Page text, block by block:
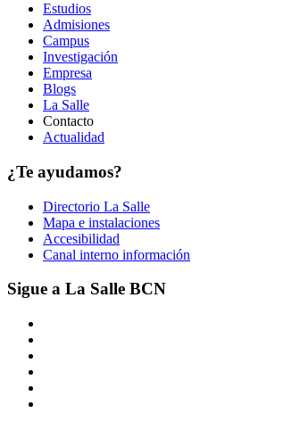
Estudios
Admisiones
Campus
Investigación
Empresa
Blogs
La Salle
Contacto
Actualidad
¿Te ayudamos?
Directorio La Salle
Mapa e instalaciones
Accesibilidad
Canal interno información
Sigue a La Salle BCN